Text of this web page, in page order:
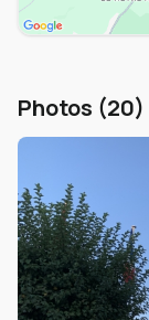
Photos (20)